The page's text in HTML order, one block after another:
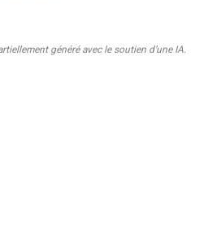
généré avec le soutien d’une IA.